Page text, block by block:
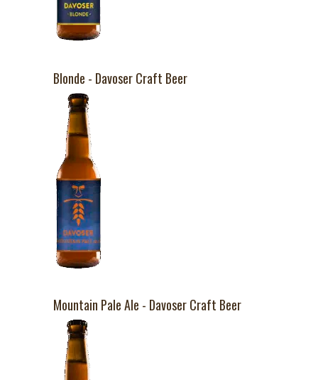
Blonde - Davoser Craft Beer
Mountain Pale Ale - Davoser Craft Beer